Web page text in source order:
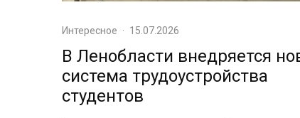
Интересное · 15.07.2026
В Ленобласти внедряется
система трудоустройства
студентов